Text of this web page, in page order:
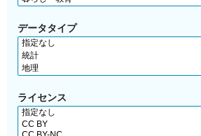
データタイプ
ライセンス